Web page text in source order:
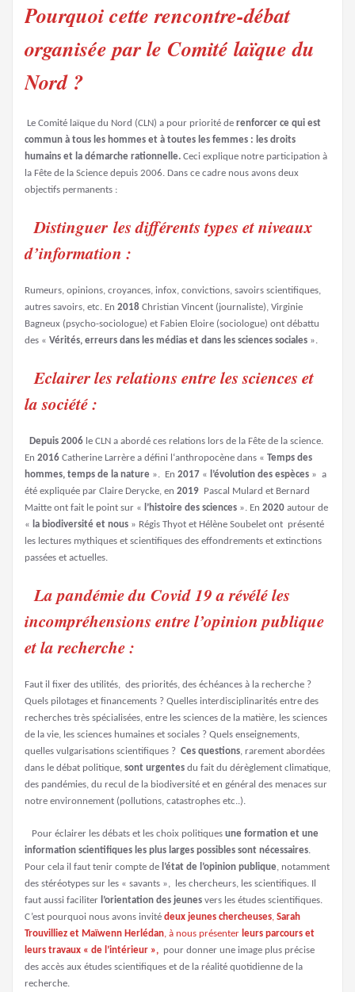
Pourquoi cette rencontre-débat
organisée par le Comité laïque du
Nord ?
Le Comité laïque du Nord (CLN) a pour priorité de renforcer ce qui est
commun à tous les hommes et à toutes les femmes : les droits
humains et la démarche rationnelle. Ceci explique notre participation à
la Fête de la Science depuis 2006. Dans ce cadre nous avons deux
objectifs permanents :
Distinguer les différents types et niveaux
d’information :
Rumeurs, opinions, croyances, infox, convictions, savoirs scientifiques,
autres savoirs, etc. En 2018 Christian Vincent (journaliste), Virginie
Bagneux (psycho-sociologue) et Fabien Eloire (sociologue) ont débattu
des « Vérités, erreurs dans les médias et dans les sciences sociales ».
Eclairer les relations entre les sciences et
la société :
Depuis 2006 le CLN a abordé ces relations lors de la Fête de la science.
En 2016 Catherine Larrère a défini l‘anthropocène dans « Temps des
hommes, temps de la nature ». En 2017 « l’évolution des espèces » a
été expliquée par Claire Derycke, en 2019 Pascal Mulard et Bernard
Maitte ont fait le point sur «
l’histoire des sciences ». En 2020 autour de
« la biodiversité et nous » Régis Thyot et Hélène Soubelet ont présenté
les lectures mythiques et scientifiques des effondrements et extinctions
passées et actuelles.
La pandémie du Covid 19 a révélé les
incompréhensions entre l’opinion publique
et la recherche:
Faut il fixer des utilités, des priorités, des échéances à la recherche ?
Quels pilotages et financements ? Quelles interdisciplinarités entre des
recherches très spécialisées, entre les sciences de la matière, les sciences
de la vie, les sciences humaines et sociales ? Quels enseignements,
quelles vulgarisations scientifiques ? Ces questions, rarement abordées
dans le débat politique, sont urgentes du fait du dérèglement climatique,
des pandémies, du recul de la biodiversité et en général des menaces sur
notre environnement (pollutions, catastrophes etc..).
Pour éclairer les débats et les choix politiques une formation et une
information scientifiques les plus larges possibles sont nécessaires.
Pour cela il faut tenir compte de l’état de l’opinion publique, notamment
des stéréotypes sur les « savants », les chercheurs, les scientifiques. Il
faut aussi faciliter l’orientation des jeunes vers les études scientifiques.
C’est pourquoi nous avons invité deux jeunes chercheuses, Sarah
Trouvilliez et Maïwenn Herlédan, à nous présenter leurs parcours et
leurs travaux « de l’intérieur », pour donner une image plus précise
des accès aux études scientifiques et de la réalité quotidienne de la
recherche.